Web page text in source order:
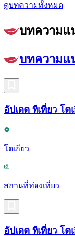
ดูบทความทั้งหมด
บทความแ
บทความแ
อัปเดต ที่เที่ยว โต
โตเกียว
สถานที่ท่องเที่ยว
อัปเดต ที่เที่ยว โต